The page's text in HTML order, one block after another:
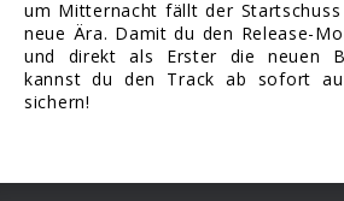
um Mitternacht fällt der Startschuss
neue Ära. Damit du den Release-
und direkt als Erster die neuen
kannst du den Track ab sofort
sichern!